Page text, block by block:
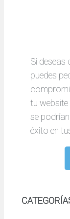
Si deseas
puedes
tu
se
éxito en